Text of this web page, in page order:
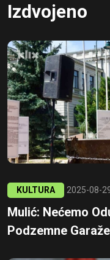
Izdvojeno
KULTURA 2025-08-
Mulić: Nećemo
Podzemne